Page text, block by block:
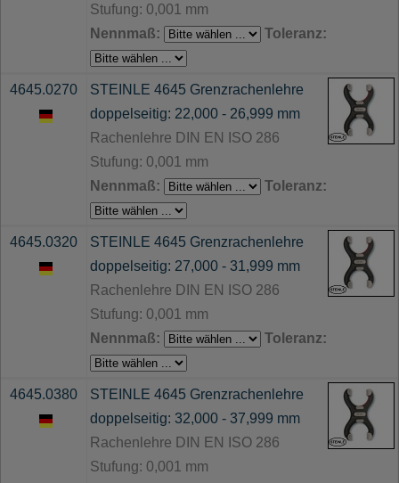
Stufung: 0,001 mm
Nennmaß:
Toleranz:
4645.0270
STEINLE 4645 Grenzrachenlehre
doppelseitig: 22,000 - 26,999 mm
Rachenlehre DIN EN ISO 286
Stufung: 0,001 mm
Nennmaß:
Toleranz:
4645.0320
STEINLE 4645 Grenzrachenlehre
doppelseitig: 27,000 - 31,999 mm
Rachenlehre DIN EN ISO 286
Stufung: 0,001 mm
Nennmaß:
Toleranz:
4645.0380
STEINLE 4645 Grenzrachenlehre
doppelseitig: 32,000 - 37,999 mm
Rachenlehre DIN EN ISO 286
Stufung: 0,001 mm